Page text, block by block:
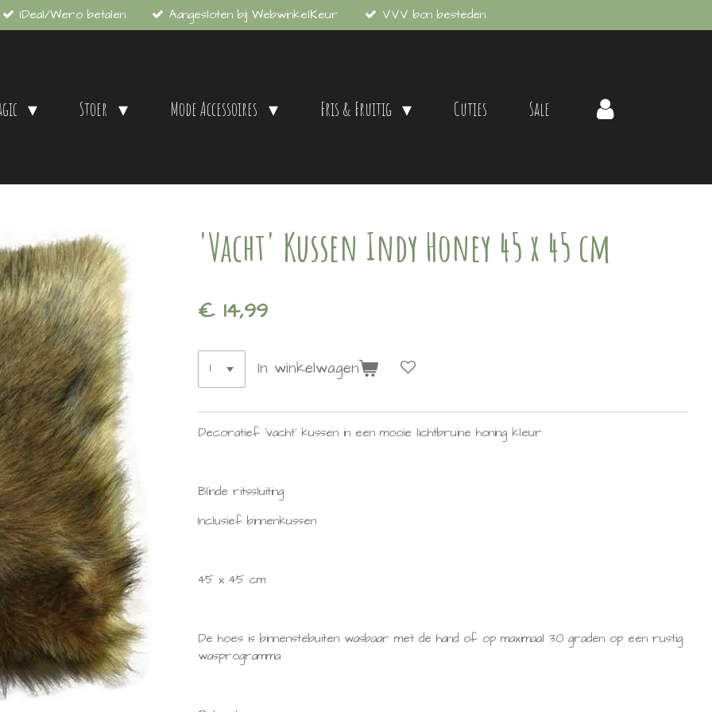
IDeal/Wero betalen Aangesloten bij WebwinkelKeur VVV bon besteden
Stoer Mode Accessoires Fris & Fruitig Cuties Sale
'Vacht' Kussen Indy Honey 45 x 45 cm
€ 14,99
In winkelwagen
Decoratief 'vacht' kussen in een mooie lichtbruine honing kleur
Blinde ritssluiting
Inclusief binnenkussen
45 x 45 cm
De hoes is binnenstebuiten wasbaar met de hand of op maximaal 30 graden op een rustig
wasprogramma